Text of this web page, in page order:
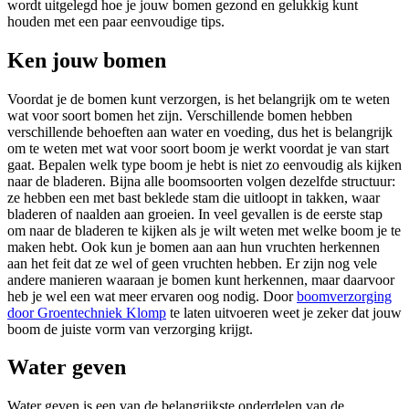
wordt uitgelegd hoe je jouw bomen gezond en gelukkig kunt
houden met een paar eenvoudige tips.
Ken jouw bomen
Voordat je de bomen kunt verzorgen, is het belangrijk om te weten
wat voor soort bomen het zijn. Verschillende bomen hebben
verschillende behoeften aan water en voeding, dus het is belangrijk
om te weten met wat voor soort boom je werkt voordat je van start
gaat. Bepalen welk type boom je hebt is niet zo eenvoudig als kijken
naar de bladeren. Bijna alle boomsoorten volgen dezelfde structuur:
ze hebben een met bast beklede stam die uitloopt in takken, waar
bladeren of naalden aan groeien. In veel gevallen is de eerste stap
om naar de bladeren te kijken als je wilt weten met welke boom je te
maken hebt. Ook kun je bomen aan aan hun vruchten herkennen
aan het feit dat ze wel of geen vruchten hebben. Er zijn nog vele
andere manieren waaraan je bomen kunt herkennen, maar daarvoor
heb je wel een wat meer ervaren oog nodig. Doorboomverzorging
door Groentechniek Klomp te laten uitvoeren weet je zeker dat jouw
boom de juiste vorm van verzorging krijgt.
Water geven